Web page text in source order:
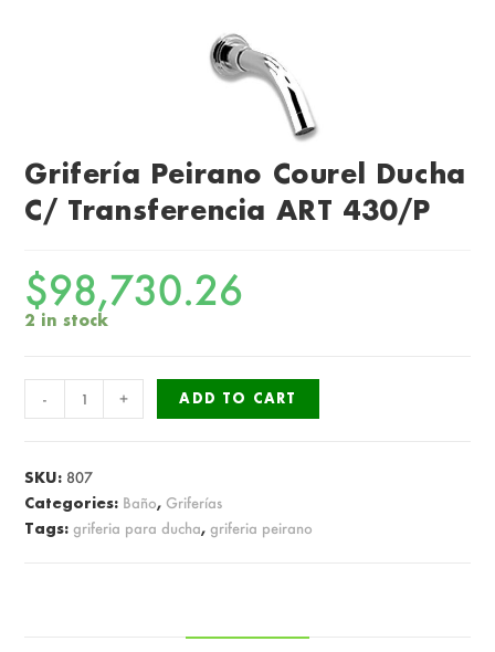
Grifería Peirano Courel Ducha
C/ Transferencia ART 430/P
$98,730.26
2 in stock
Peirano
Ducha
C/
Transferencia
- + ADD TO CART
SKU: 807
Categories: Baño, Griferías
Tags:griferia para ducha,griferia peirano